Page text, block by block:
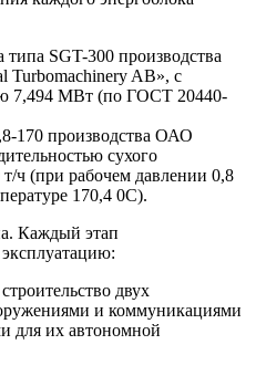
типа SGT-300 производства
Turbomachinery AB», с
7,494 МВт (по ГОСТ 20440-
170 производства ОАО
сухого
ч (при рабочем давлении 0,8
170,4 0С).
Каждый этап
двух
и коммуникациями
для их автономной